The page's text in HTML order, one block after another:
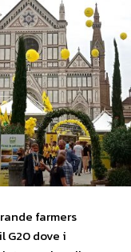
farmers
G20 dove i